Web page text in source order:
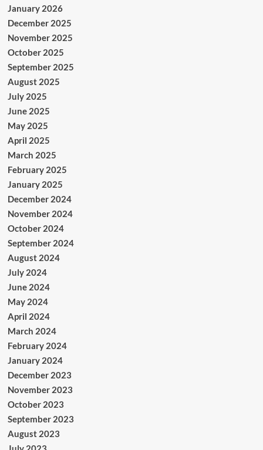
January 2026
December 2025
November 2025
October 2025
September 2025
August 2025
July 2025
June 2025
May 2025
April 2025
March 2025
February 2025
January 2025
December 2024
November 2024
October 2024
September 2024
August 2024
July 2024
June 2024
May 2024
April 2024
March 2024
February 2024
January 2024
December 2023
November 2023
October 2023
September 2023
August 2023